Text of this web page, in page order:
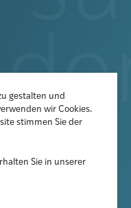
über
gestalten und
wir Cookies.
stimmen Sie der
Sie in unserer